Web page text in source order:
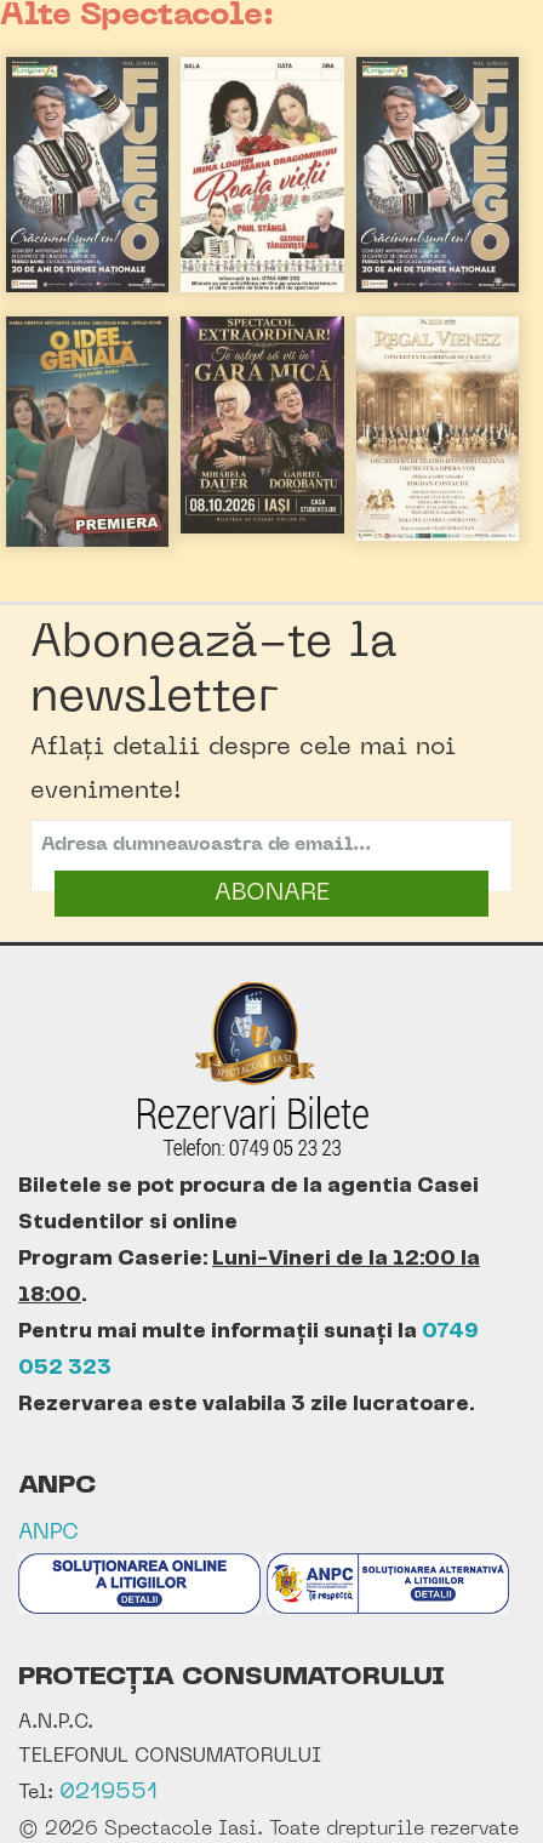
Alte Spectacole:
Abonează-te la
newsletter
Aflați detalii despre cele mai noi
evenimente!
ABONARE
Biletele se pot procura de la agentia Casei
Studentilor si online
Program Caserie: Luni-Vineri de la 12:00 la
18:00.
Pentru mai multe informații sunați la 0749
052 323
Rezervarea este valabila 3 zile lucratoare.
ANPC
ANPC
PROTECȚIA CONSUMATORULUI
A.N.P.C.
TELEFONUL CONSUMATORULUI
Tel: 0219551
© 2026 Spectacole Iasi. Toate drepturile rezervate